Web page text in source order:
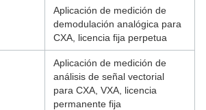
Aplicación de medición de
demodulación analógica para
CXA, licencia fija perpetua
Aplicación de medición de
análisis de señal vectorial
para CXA, VXA, licencia
permanente fija